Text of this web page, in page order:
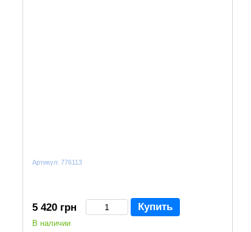
Артикул: 776113
5 420 грн Купить
В наличии